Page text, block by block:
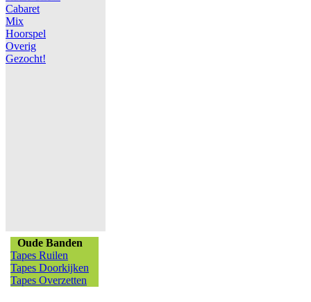
Cabaret
Mix
Hoorspel
Overig
Gezocht!
Oude Banden
Tapes Ruilen
Tapes Doorkijken
Tapes Overzetten